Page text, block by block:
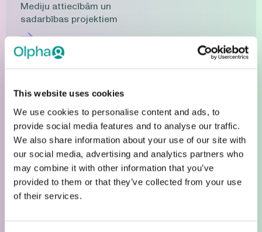
This website uses cookies
We use cookies to personalise content and ads, to
provide social media features and to analyse our traffic.
We also share information about your use of our site with
our social media, advertising and analytics partners who
may combine it with other information that you’ve
provided to them or that they’ve collected from your use
of their services.
Mediju attiecībām un
sadarbības projektiem
Sadarbība sociālajā jomā
potenciāliem projektiem